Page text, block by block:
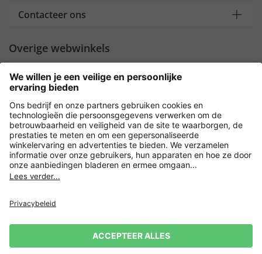
Contacteer ons
Overige webwinkels
Nederland
Payment and Delivery
Versleuteling met
Verkoopvoorwaarden
Leveringsvoorwaarden
Herroeping indienen
Impressum Cookie-instellingen